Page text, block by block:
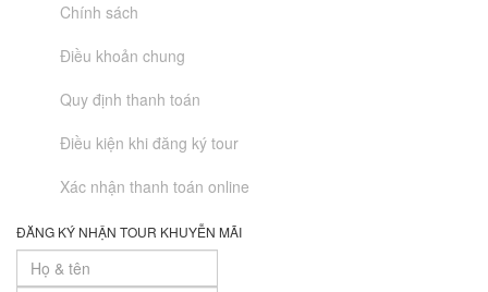
Chính sách
Điều khoản chung
Quy định thanh toán
Điều kiện khi đăng ký tour
Xác nhận thanh toán online
ĐĂNG KÝ NHẬN TOUR KHUYỄN MÃI